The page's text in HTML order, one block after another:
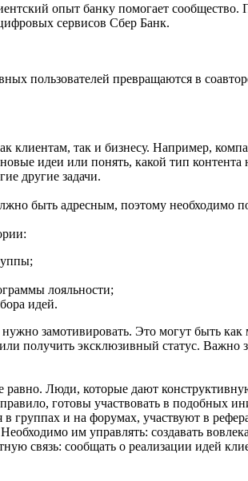
опыт банку помогает
сервисов Сбер Банк.
пользователей превращаются в
так и бизнесу. Например,
идеи или понять, какой тип
другие задачи.
быть адресным, поэтому необходимо
лояльности;
идей.
замотивировать. Это могут быть
получить эксклюзивный статус. Важно
Люди, которые дают
готовы участвовать в подобных
группах и на форумах, участвуют в
им управлять: создавать
связь: сообщать о реализации идей